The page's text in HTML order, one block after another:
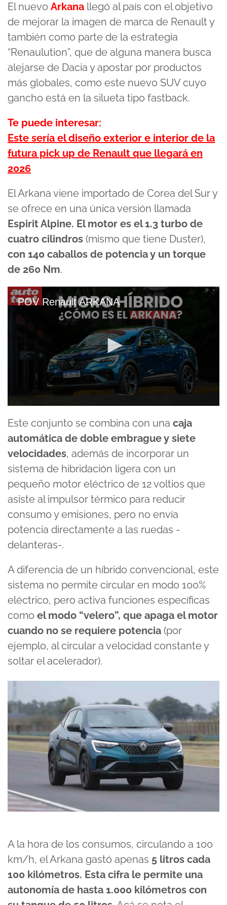
El nuevo Arkana llegó al país con el objetivo
de mejorar la imagen de marca de Renault y
también como parte de la estrategia
“Renaulution”, que de alguna manera busca
alejarse de Dacia y apostar por productos
más globales, como este nuevo SUV cuyo
gancho está en la silueta tipo fastback.
Te puede interesar:
Este sería el diseño exterior e interior de la
futura pick up de Renault que llegará en
2026
El Arkana viene importado de Corea del Sur y
se ofrece en una única versión llamada
Espirit Alpine. El motor es el 1.3 turbo de
cuatro cilindros (mismo que tiene Duster),
con 140 caballos de potencia y un torque
de 260 Nm.
POV Renault ARKANA
seconds
of
minutes,
37
seconds
Este conjunto se combina con una caja
automática de doble embrague y siete
velocidades, además de incorporar un
sistema de hibridación ligera con un
pequeño motor eléctrico de 12 voltios que
asiste al impulsor térmico para reducir
consumo y emisiones, pero no envía
potencia directamente a las ruedas -
delanteras-.
A diferencia de un híbrido convencional, este
sistema no permite circular en modo 100%
eléctrico, pero activa funciones específicas
como el modo “velero”, que apaga el motor
cuando no se requiere potencia (por
ejemplo, al circular a velocidad constante y
soltar el acelerador).
A la hora de los consumos, circulando a 100
km/h, el Arkana gastó apenas 5 litros cada
100 kilómetros. Esta cifra le permite una
autonomía de hasta 1.000 kilómetros con